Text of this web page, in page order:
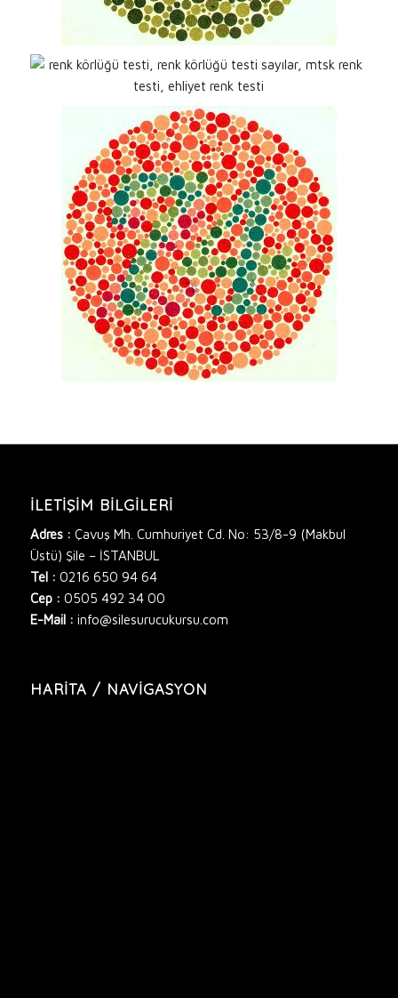
İLETIŞIM BILGILERI
Adres : Çavuş Mh. Cumhuriyet Cd. No: 53/8-9 (Makbul
Üstü) Şile – İSTANBUL
Tel : 0216 650 94 64
Cep : 0505 492 34 00
E-Mail : info@silesurucukursu.com
HARITA / NAVIGASYON